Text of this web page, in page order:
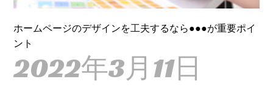
ホームページのデザインを工夫するなら●●●が重要ポイ
ント
2022年3月11日